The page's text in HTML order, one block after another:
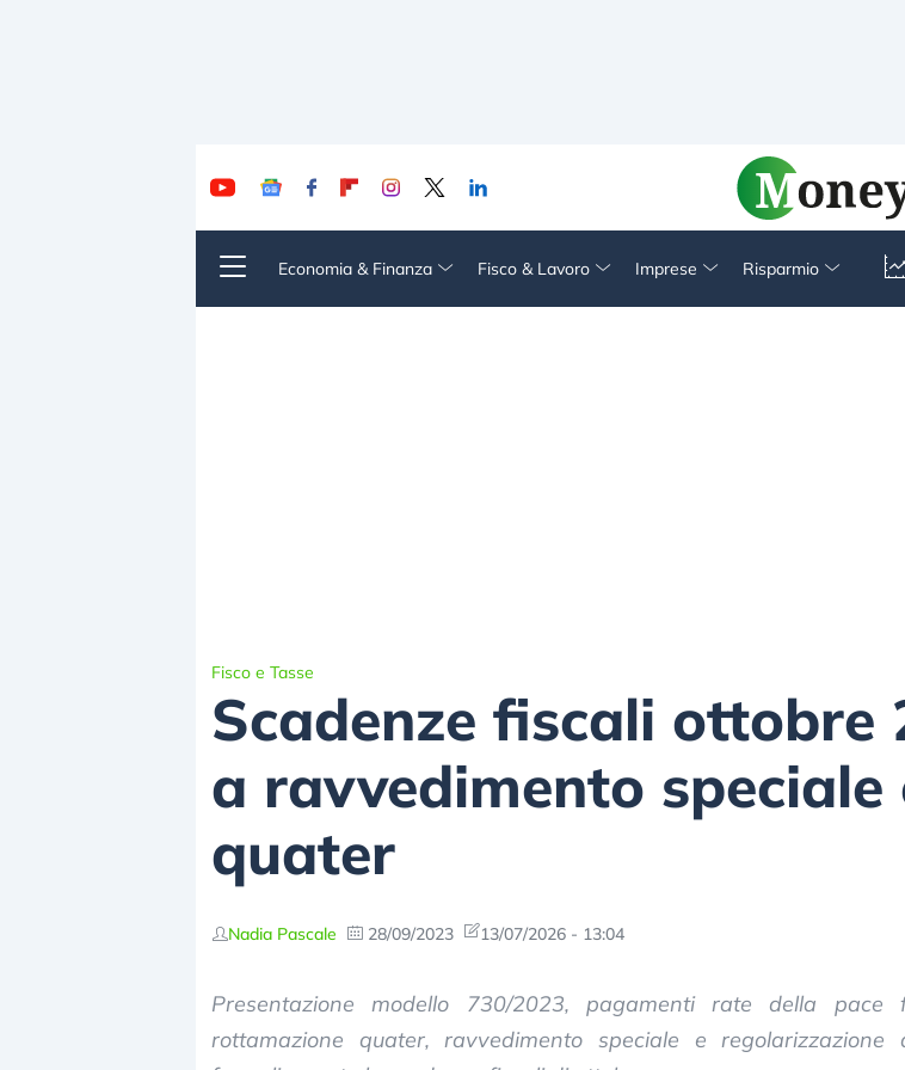
Economia & Finanza Fisco & Lavoro Imprese Risparmio
Fisco e Tasse
Scadenze fiscali ottobre
a ravvedimento
quater
Nadia Pascale 28/09/2023 13/07/2026 - 13:04
Presentazione modello 730/2023, pagamenti rate della pace
rottamazione quater, ravvedimento speciale e regolarizzazione